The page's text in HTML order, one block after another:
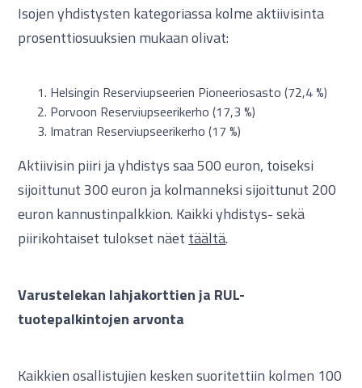
Isojen yhdistysten kategoriassa kolme aktiivisinta
prosenttiosuuksien mukaan olivat:
Helsingin Reserviupseerien Pioneeriosasto (72,4 %)
Porvoon Reserviupseerikerho (17,3 %)
Imatran Reserviupseerikerho (17 %)
Aktiivisin piiri ja yhdistys saa 500 euron, toiseksi
sijoittunut 300 euron ja kolmanneksi sijoittunut 200
euron kannustinpalkkion. Kaikki yhdistys- sekä
piirikohtaiset tulokset näet täältä.
Varustelekan lahjakorttien ja RUL-
tuotepalkintojen arvonta
Kaikkien osallistujien kesken suoritettiin kolmen 100